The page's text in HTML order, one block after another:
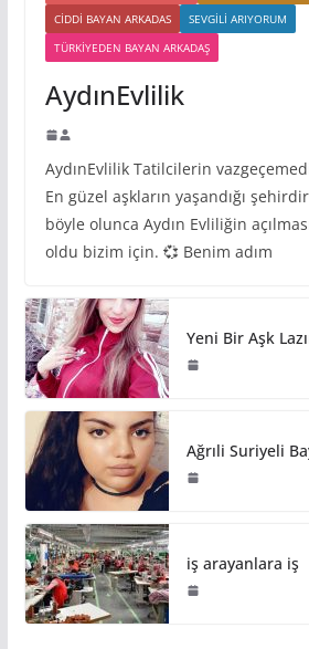
CIDDI BAYAN ARKADAS
SEVGILI ARIYORUM
TÜRKIYEDEN BAYAN ARKADAŞ
AydınEvlilik
AydınEvlilik Tatilcilerin
En güzel aşkların yaşandığı
böyle olunca Aydın Evliliğin
oldu bizim için. 💞 Benim adım
Yeni Bir Aşk
Ağrıli Suriyeli
iş arayanlara iş